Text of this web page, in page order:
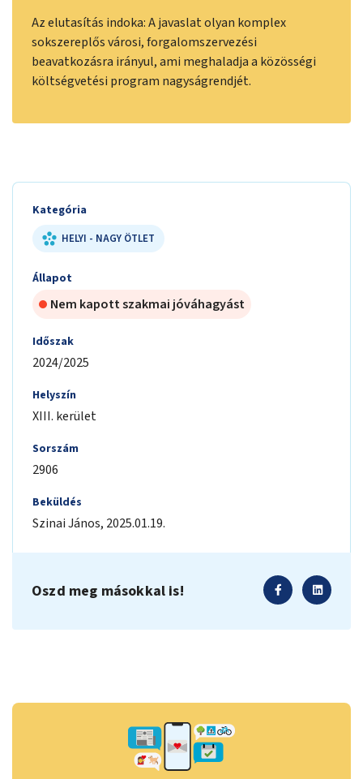
Az elutasítás indoka: A javaslat olyan komplex
sokszereplős városi, forgalomszervezési
beavatkozásra irányul, ami meghaladja a közösségi
költségvetési program nagyságrendjét.
Kategória
HELYI - NAGY ÖTLET
Állapot
Nem kapott szakmai jóváhagyást
Időszak
2024/2025
Helyszín
XIII. kerület
Sorszám
2906
Beküldés
SzinaiJános, 2025.01.19.
Oszd meg másokkal is!